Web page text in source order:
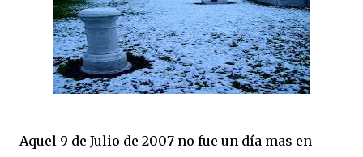
Aquel 9 de Julio de 2007 no fue un día mas en